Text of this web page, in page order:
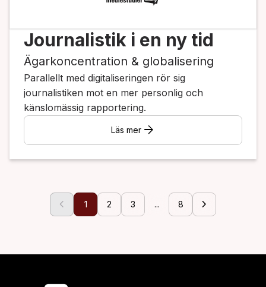
Journalistik i en ny tid
Ägarkoncentration & globalisering
Parallellt med digitaliseringen rör sig
journalistiken mot en mer personlig och
känslomässig rapportering.
Läs merarrow_forward
chevron_left 1 2 3 ... 8 chevron_right